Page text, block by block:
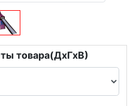
товара(ДxГxВ)